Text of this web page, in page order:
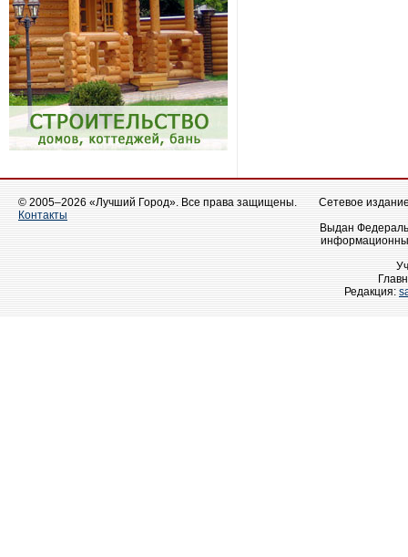
© 2005–2026 «Лучший Город». Все права защищены.
Контакты
Сетевое
Выдан
Редакция: